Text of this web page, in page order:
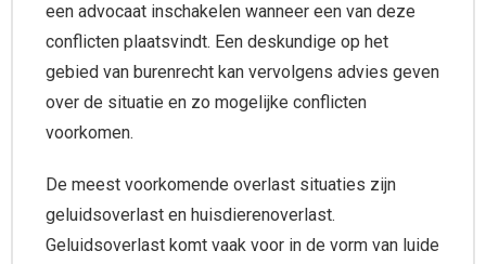
een advocaat inschakelen wanneer een van deze
conflicten plaatsvindt. Een deskundige op het
gebied van burenrecht kan vervolgens advies geven
over de situatie en zo mogelijke conflicten
voorkomen.
De meest voorkomende overlast situaties zijn
geluidsoverlast en huisdierenoverlast.
Geluidsoverlast komt vaak voor in de vorm van luide